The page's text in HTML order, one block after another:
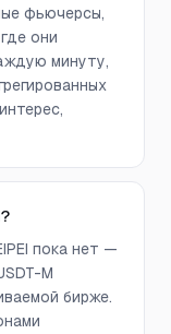
фьючерсы,
они
минуту,
пока нет —
M
бирже.